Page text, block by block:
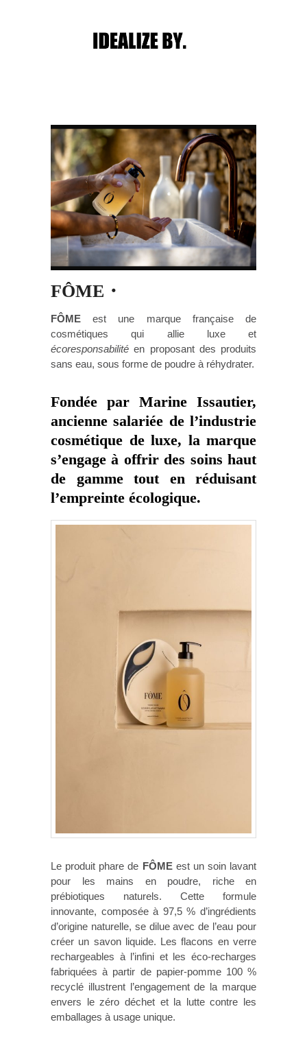
Post navigation
FÔME・
FÔME est une marque française de
cosmétiques qui allie luxe et
écoresponsabilité en proposant des produits
sans eau, sous forme de poudre à réhydrater.
Fondée par Marine Issautier,
ancienne salariée de l’industrie
cosmétique de luxe, la marque
s’engage à offrir des soins haut
de gamme tout en réduisant
l’empreinte écologique.
Le produit phare de FÔMEest un soin lavant
pour les mains en poudre, riche en
prébiotiques naturels. Cette formule
innovante, composée à 97,5 % d’ingrédients
d’origine naturelle, se dilue avec de l’eau pour
créer un savon liquide. Les flacons en verre
rechargeables à l’infini et les éco-recharges
fabriquées à partir de papier-pomme 100 %
recyclé illustrent l’engagement de la marque
envers le zéro déchet et la lutte contre les
emballages à usage unique.